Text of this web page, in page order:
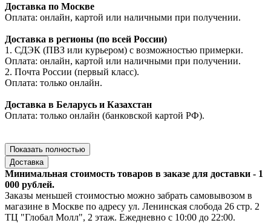
Доставка по Москве
Оплата: онлайн, картой или наличными при получении.
Доставка в регионы (по всей России)
1. СДЭК (ПВЗ или курьером) с возможностью примерки.
Оплата: онлайн, картой или наличными при получении.
2. Почта России (первый класс).
Оплата: только онлайн.
Доставка в Беларусь и Казахстан
Оплата: только онлайн (банковской картой РФ).
Показать полностью
Доставка
Минимальная стоимость товаров в заказе для доставки - 1
000 рублей.
Заказы меньшей стоимостью можно забрать самовывозом в
магазине в Москве по адресу ул. Ленинская слобода 26 стр. 2
ТЦ "Глобал Молл", 2 этаж. Ежедневно с 10:00 до 22:00.